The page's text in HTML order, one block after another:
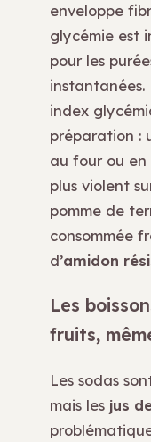
enveloppe
glycémie est
pour les
instantanées.
index
préparation :
au four ou
plus violent
pomme de
consommée
d’amidon
Les
fruits,
Les sodas
mais les jus